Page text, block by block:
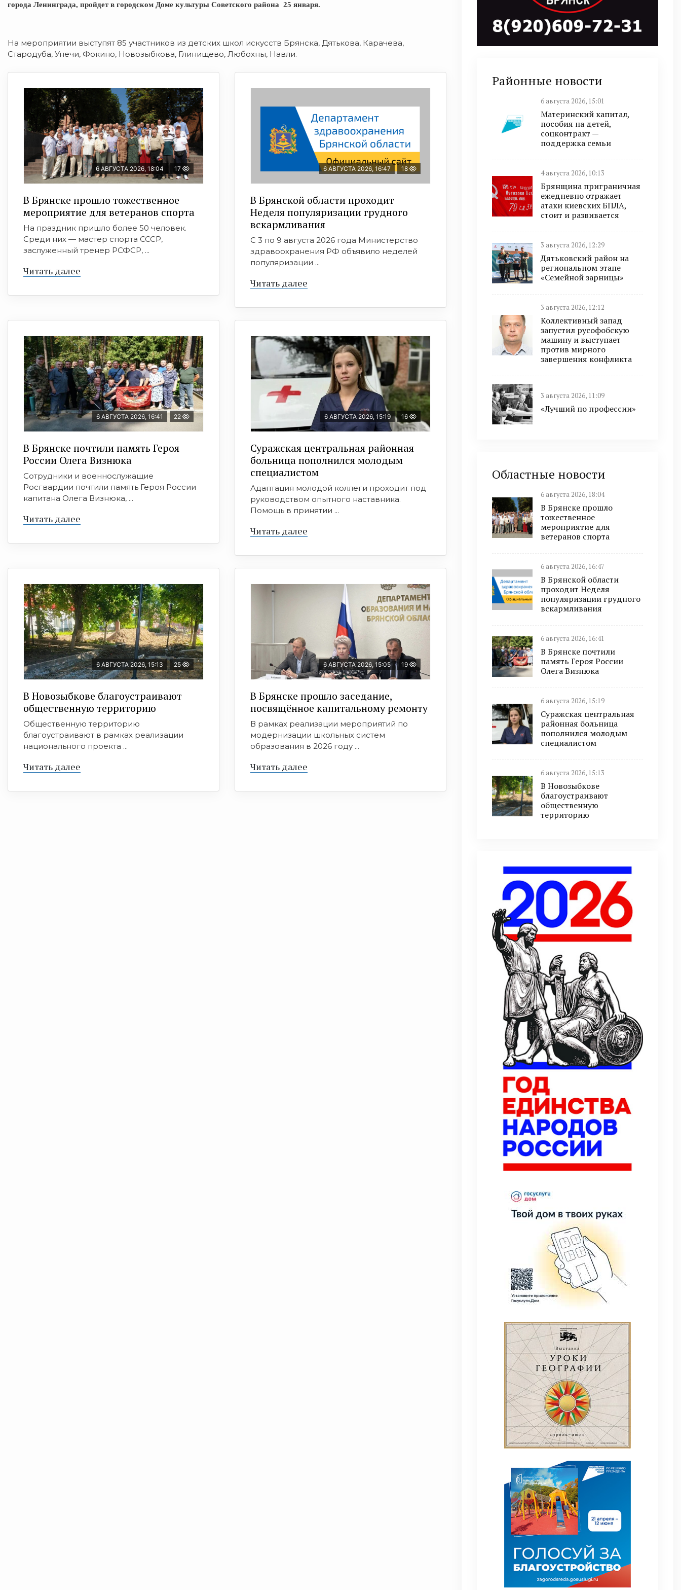
города Ленинграда, пройдет в городском Доме культуры Советского района 25 января.
На мероприятии выступят 85 участников из детских школ искусств Брянска, Дятькова, Карачева,
Стародуба, Унечи, Фокино, Новозыбкова, Глинищево, Любохны, Навли.
6 АВГУСТА 2026, 18:04 17
В Брянске прошло тожественное
мероприятие для ветеранов спорта
На праздник пришло более 50 человек.
Среди них — мастер спорта СССР,
заслуженный тренер РСФСР, ...
Читать далее
6 АВГУСТА 2026, 16:47 18
В Брянской области проходит
Неделя популяризации грудного
вскармливания
С 3 по 9 августа 2026 года Министерство
здравоохранения РФ объявило неделей
популяризации ...
Читать далее
6 АВГУСТА 2026, 16:41 22
В Брянске почтили память Героя
России Олега Визнюка
Сотрудники и военнослужащие
Росгвардии почтили память Героя России
капитана Олега Визнюка, ...
Читать далее
6 АВГУСТА 2026, 15:19 16
Суражская центральная районная
больница пополнился молодым
специалистом
Адаптация молодой коллеги проходит под
руководством опытного наставника.
Помощь в принятии ...
Читать далее
6 АВГУСТА 2026, 15:13 25
В Новозыбкове благоустраивают
общественную территорию
Общественную территорию
благоустраивают в рамках реализации
национального проекта ...
Читать далее
6 АВГУСТА 2026, 15:05 19
В Брянске прошло заседание,
посвящённое капитальному ремонту
В рамках реализации мероприятий по
модернизации школьных систем
образования в 2026 году ...
Читать далее
Районные новости
6 августа 2026, 15:01
Материнский капитал,
пособия на детей,
соцконтракт —
поддержка семьи
4 августа 2026, 10:13
Брянщина приграничная
ежедневно отражает
атаки киевских БПЛА,
стоит и развивается
3 августа 2026, 12:29
Дятьковский район на
региональном этапе
«Семейной зарницы»
3 августа 2026, 12:12
Коллективный запад
запустил русофобскую
машину и выступает
против мирного
завершения конфликта
3 августа 2026, 11:09
«Лучший по профессии»
Областные новости
6 августа 2026, 18:04
В Брянске прошло
тожественное
мероприятие для
ветеранов спорта
6 августа 2026, 16:47
В Брянской области
проходит Неделя
популяризации грудного
вскармливания
6 августа 2026, 16:41
В Брянске почтили
память Героя России
Олега Визнюка
6 августа 2026, 15:19
Суражская центральная
районная больница
пополнился молодым
специалистом
6 августа 2026, 15:13
В Новозыбкове
благоустраивают
общественную
территорию